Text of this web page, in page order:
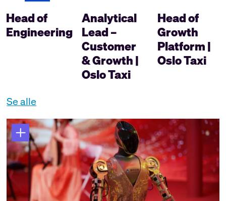
Head of
Engineering
Analytical
Lead –
Customer
& Growth |
Oslo Taxi
Head of
Growth
Platform |
Oslo Taxi
Se alle